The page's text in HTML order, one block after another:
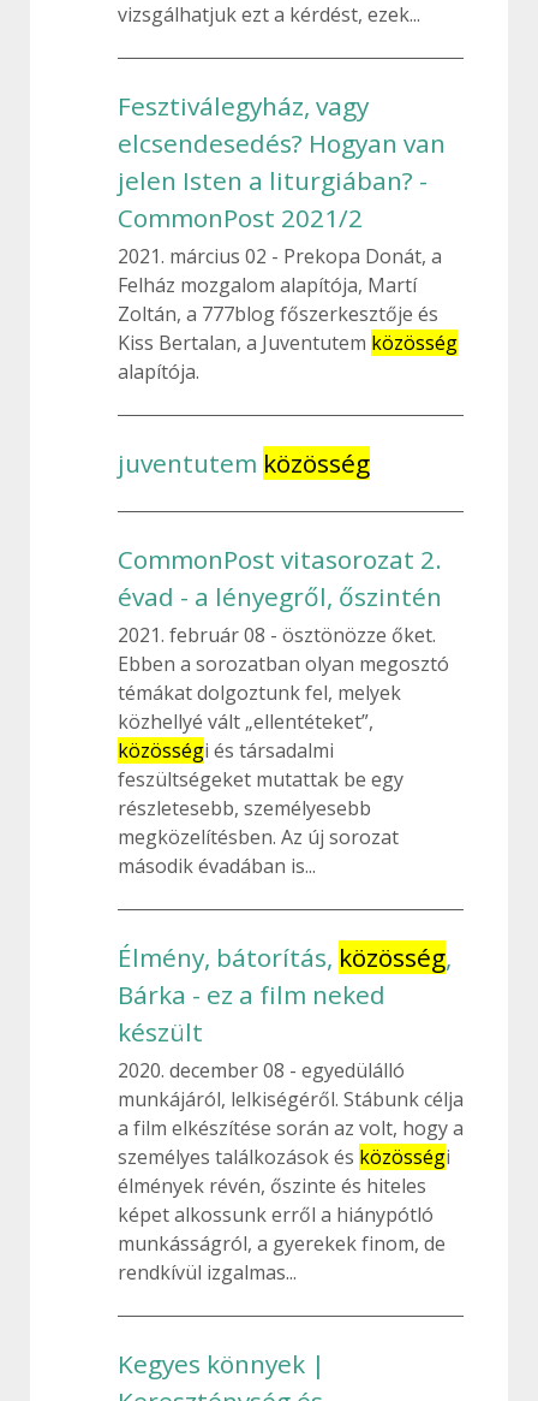
vizsgálhatjuk ezt a kérdést, ezek...
Fesztiválegyház, vagy
elcsendesedés? Hogyan van
jelen Isten a liturgiában? -
CommonPost 2021/2
2021. március 02
Prekopa Donát, a
Felház mozgalom alapítója, Martí
Zoltán, a 777blog főszerkesztője és
Kiss Bertalan, a Juventutem közösség
alapítója.
juventutem közösség
CommonPost vitasorozat 2.
évad - a lényegről, őszintén
2021. február 08
ösztönözze őket.
Ebben a sorozatban olyan megosztó
témákat dolgoztunk fel, melyek
közhellyé vált „ellentéteket”,
közösségi és társadalmi
feszültségeket mutattak be egy
részletesebb, személyesebb
megközelítésben. Az új sorozat
második évadában is...
Élmény, bátorítás, közösség,
Bárka - ez a film neked
készült
2020. december 08
egyedülálló
munkájáról, lelkiségéről. Stábunk célja
a film elkészítése során az volt, hogy a
személyes találkozások és közösségi
élmények révén, őszinte és hiteles
képet alkossunk erről a hiánypótló
munkásságról, a gyerekek finom, de
rendkívül izgalmas...
Kegyes könnyek |